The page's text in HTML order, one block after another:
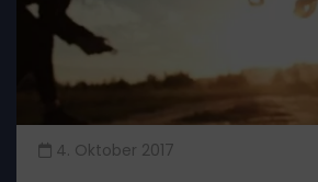
4. Oktober 2017